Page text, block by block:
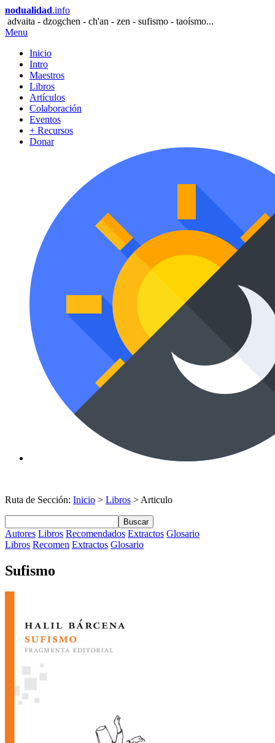
nodualidad.info
advaita - dzogchen - ch'an - zen - sufismo - taoísmo...
Menu
Inicio
Intro
Maestros
Libros
Artículos
Colaboración
Eventos
+ Recursos
Donar
Ruta de Sección: Inicio > Libros > Articulo
Buscar
Autores Libros Recomendados Extractos Glosario
Libros Recomen Extractos Glosario
Sufismo